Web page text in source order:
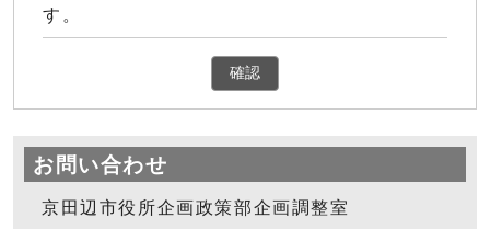
す。
確認
お問い合わせ
京田辺市役所企画政策部企画調整室